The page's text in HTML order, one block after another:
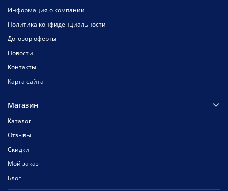
Информация о компании
Политика конфиденциальности
Договор оферты
Новости
Контакты
Карта сайта
Магазин
Каталог
Отзывы
Скидки
Мой заказ
Блог